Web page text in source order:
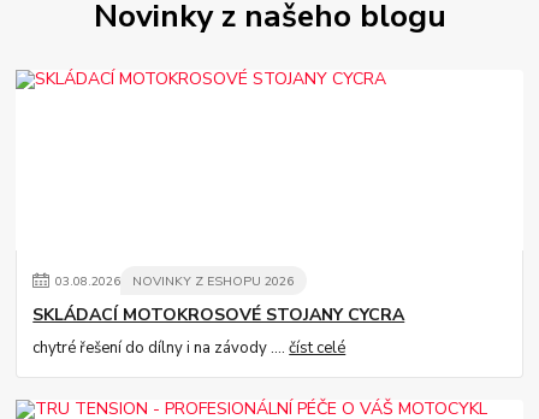
Novinky z našeho blogu
03.08.2026 NOVINKY Z ESHOPU 2026
SKLÁDACÍ MOTOKROSOVÉ STOJANY CYCRA
chytré řešení do dílny i na závody ....číst celé